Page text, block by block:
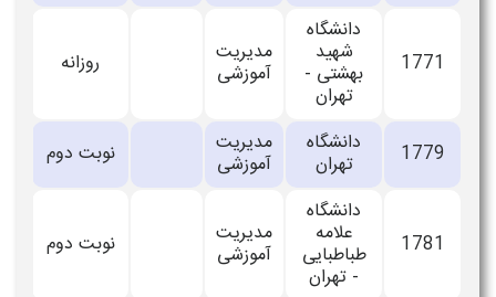
1771
دانشگاه
شهید
بهشتی -
تهران
مدیریت
آموزشی روزانه
1779 دانشگاه
تهران
مدیریت
آموزشی نوبت دوم
1781
دانشگاه
علامه
طباطبایی
- تهران
مدیریت
آموزشی نوبت دوم